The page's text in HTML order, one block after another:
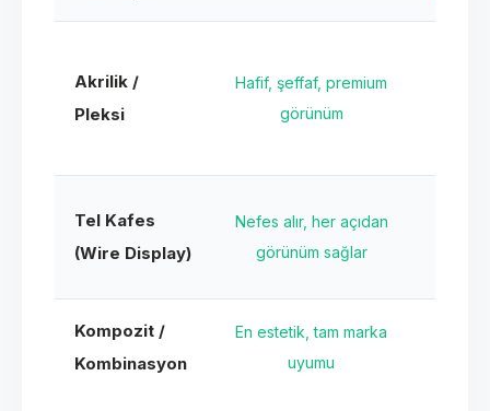
Akrilik /
Pleksi
Hafif, şeffaf, premium
görünüm
Tel Kafes
(Wire Display)
Nefes alır, her açıdan
görünüm sağlar
Kompozit /
Kombinasyon
En estetik, tam marka
uyumu